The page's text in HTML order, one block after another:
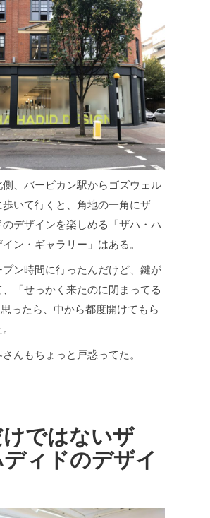
側、バービカン駅からゴズウェル
歩いて行くと、角地の一角にザ
デザインを楽しめる「ザハ・ハ
ン・ギャラリー」はある。
プン時間に行ったんだけど、鍵が
「せっかく来たのに閉まってる
ったら、中から都度開けてもら
んもちょっと戸惑ってた。
ではないザ
ィドのデザイ